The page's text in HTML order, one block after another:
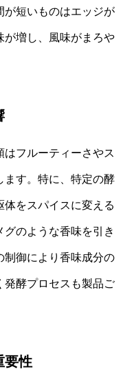
が短いものはエッジが
が増し、風味がまろや
フルーティーさやス
ます。特に、特定の酵
をスパイスに変える
のような香味を引き
制御により香味成分の
発酵プロセスも製品ご
要性